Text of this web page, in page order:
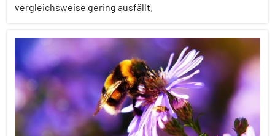
vergleichsweise gering ausfällt.
Alle
Alle
Themen
Alle
Tiergruppen